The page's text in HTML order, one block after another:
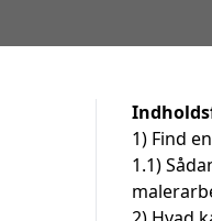
1) Find
1.1)